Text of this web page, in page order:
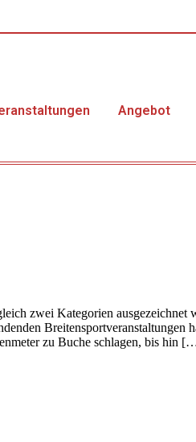
Angebot
zwei Kategorien
zu Buche schlagen, bis hin